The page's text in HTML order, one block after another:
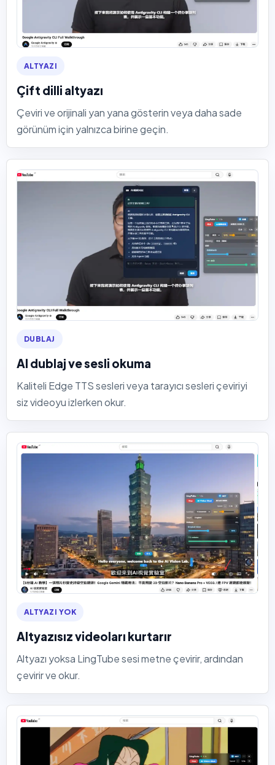
ALTYAZI
Çift dilli altyazı
Çeviri ve orijinali yan yana gösterin veya daha sade
görünüm için yalnızca birine geçin.
DUBLAJ
AI dublaj ve sesli okuma
Kaliteli Edge TTS sesleri veya tarayıcı sesleri çeviriyi
siz videoyu izlerken okur.
ALTYAZI YOK
Altyazısız videoları kurtarır
Altyazı yoksa LingTube sesi metne çevirir, ardından
çevirir ve okur.